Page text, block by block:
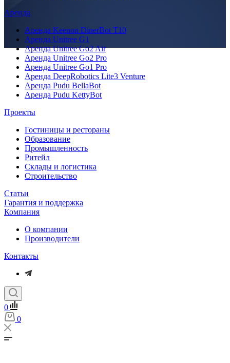
Аренда
Аренда Keenon DinerBot T10
Аренда Unitree G1
Аренда Unitree Go2 Air
Аренда Unitree Go2 Pro
Аренда Unitree Go1 Pro
Аренда DeepRobotics Lite3 Venture
Аренда Pudu BellaBot
Аренда Pudu KettyBot
Проекты
Гостиницы и рестораны
Образование
Промышленность
Ритейл
Склады и логистика
Строительство
Статьи
Гарантия и поддержка
Компания
О компании
Производители
Контакты
0
0